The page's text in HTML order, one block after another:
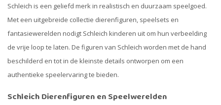
Schleich is een geliefd merk in realistisch en duurzaam speelgoed.
Met een uitgebreide collectie dierenfiguren, speelsets en
fantasiewerelden nodigt Schleich kinderen uit om hun verbeelding
de vrije loop te laten. De figuren van Schleich worden met de hand
beschilderd en tot in de kleinste details ontworpen om een
authentieke speelervaring te bieden.
Schleich Dierenfiguren en Speelwerelden